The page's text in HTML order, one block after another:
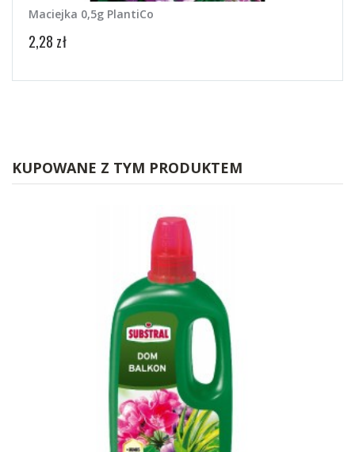
Maciejka 0,5g PlantiCo
2,28 zł
KUPOWANE Z TYM PRODUKTEM